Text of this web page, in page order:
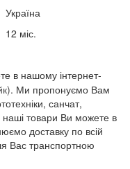
Україна
12 міс.
в нашому інтернет-
. Ми пропонуємо Вам
санчат,
наші товари Ви можете в
доставку по всій
Вас транспортною